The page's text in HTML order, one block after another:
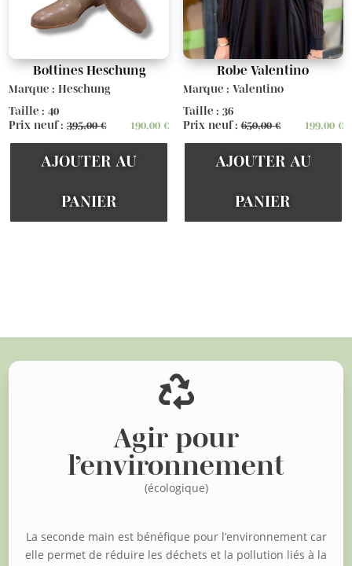
Bottines Heschung
Marque : Heschung
Taille : 40
Prix neuf :395,00€ 190,00€
AJOUTER AU
PANIER
Robe Valentino
Marque : Valentino
Taille : 36
Prix neuf :650,00€ 199,00 €
AJOUTER AU
PANIER

Agir pour
l’environnement
(écologique)
La seconde main est bénéfique pour l’environnement car
elle permet de réduire les déchets et la pollution liés à la